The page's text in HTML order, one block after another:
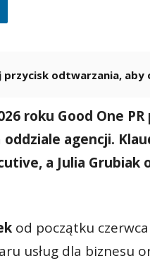
przycisk odtwarzania,
roku Good One
agencji.
a Julia Grubiak
od początku
usług dla biznesu